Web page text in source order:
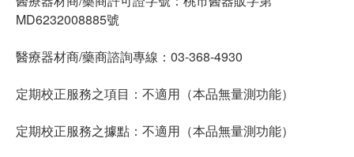
MD6232008885號
醫療器材商/藥商諮詢專線：03-368-4930
定期校正服務之項目：不適用（本品無量測功能）
定期校正服務之據點：不適用（本品無量測功能）